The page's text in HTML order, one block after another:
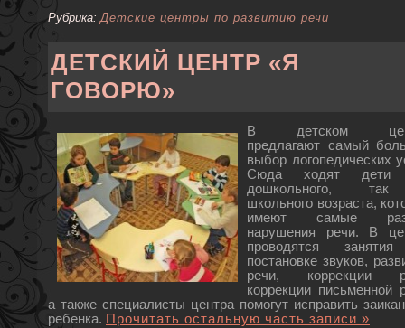
Рубрика: Детские центры по развитию речи
ДЕТСКИЙ ЦЕНТР «Я
ГОВОРЮ»
В детском
предлагают самый
выбор логопедических
Сюда ходят дети
дошкольного,
школьного возраста,
имеют самые
нарушения речи. В
проводятся
постановке звуков,
речи, коррекции
коррекции письменной
а также специалисты центра помогут исправить
ребенка. Прочитать остальную часть записи »